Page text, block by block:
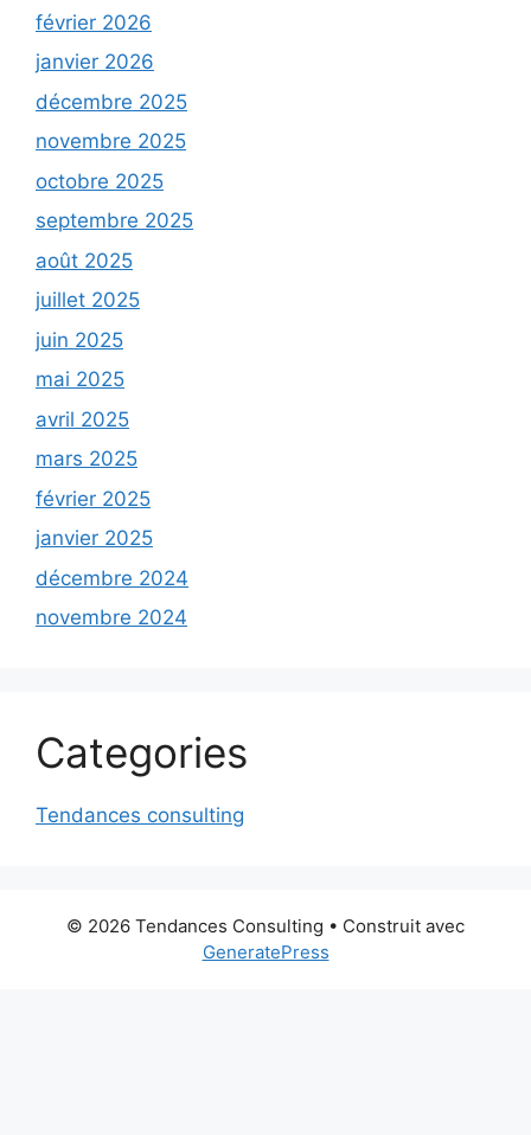
février 2026
janvier 2026
décembre 2025
novembre 2025
octobre 2025
septembre 2025
août 2025
juillet 2025
juin 2025
mai 2025
avril 2025
mars 2025
février 2025
janvier 2025
décembre 2024
novembre 2024
Categories
Tendances consulting
© 2026 Tendances Consulting • Construit avec
GeneratePress